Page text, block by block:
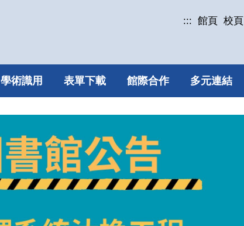
學術識用 表單下載 館際合作 多元連結
::: 館頁 校頁